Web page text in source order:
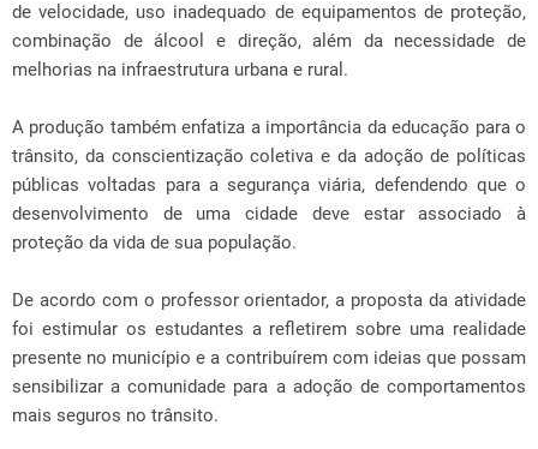
de velocidade, uso inadequado de equipamentos de proteção,
combinação de álcool e direção, além da necessidade de
melhorias na infraestrutura urbana e rural.
A produção também enfatiza a importância da educação para o
trânsito, da conscientização coletiva e da adoção de políticas
públicas voltadas para a segurança viária, defendendo que o
desenvolvimento de uma cidade deve estar associado à
proteção da vida de sua população.
De acordo com o professor orientador, a proposta da atividade
foi estimular os estudantes a refletirem sobre uma realidade
presente no município e a contribuírem com ideias que possam
sensibilizar a comunidade para a adoção de comportamentos
mais seguros no trânsito.